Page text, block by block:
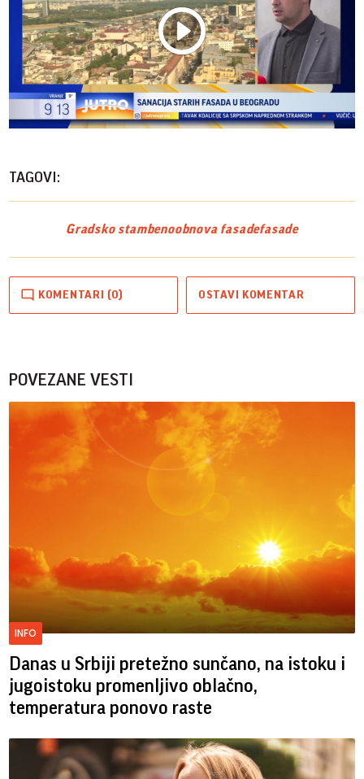
Play
TAGOVI:
Gradsko stambenoobnova fasadefasade
KOMENTARI (0) OSTAVI KOMENTAR
POVEZANE VESTI
INFO
Danas u Srbiji pretežno sunčano, na istoku i
jugoistoku promenljivo oblačno,
temperatura ponovo raste